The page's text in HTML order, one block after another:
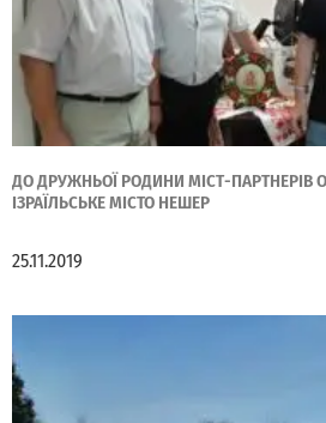
ДО ДРУЖНЬОЇ РОДИНИ МІСТ-ПАРТНЕРІВ
ІЗРАЇЛЬСЬКЕ МІСТО НЕШЕР
25.11.2019